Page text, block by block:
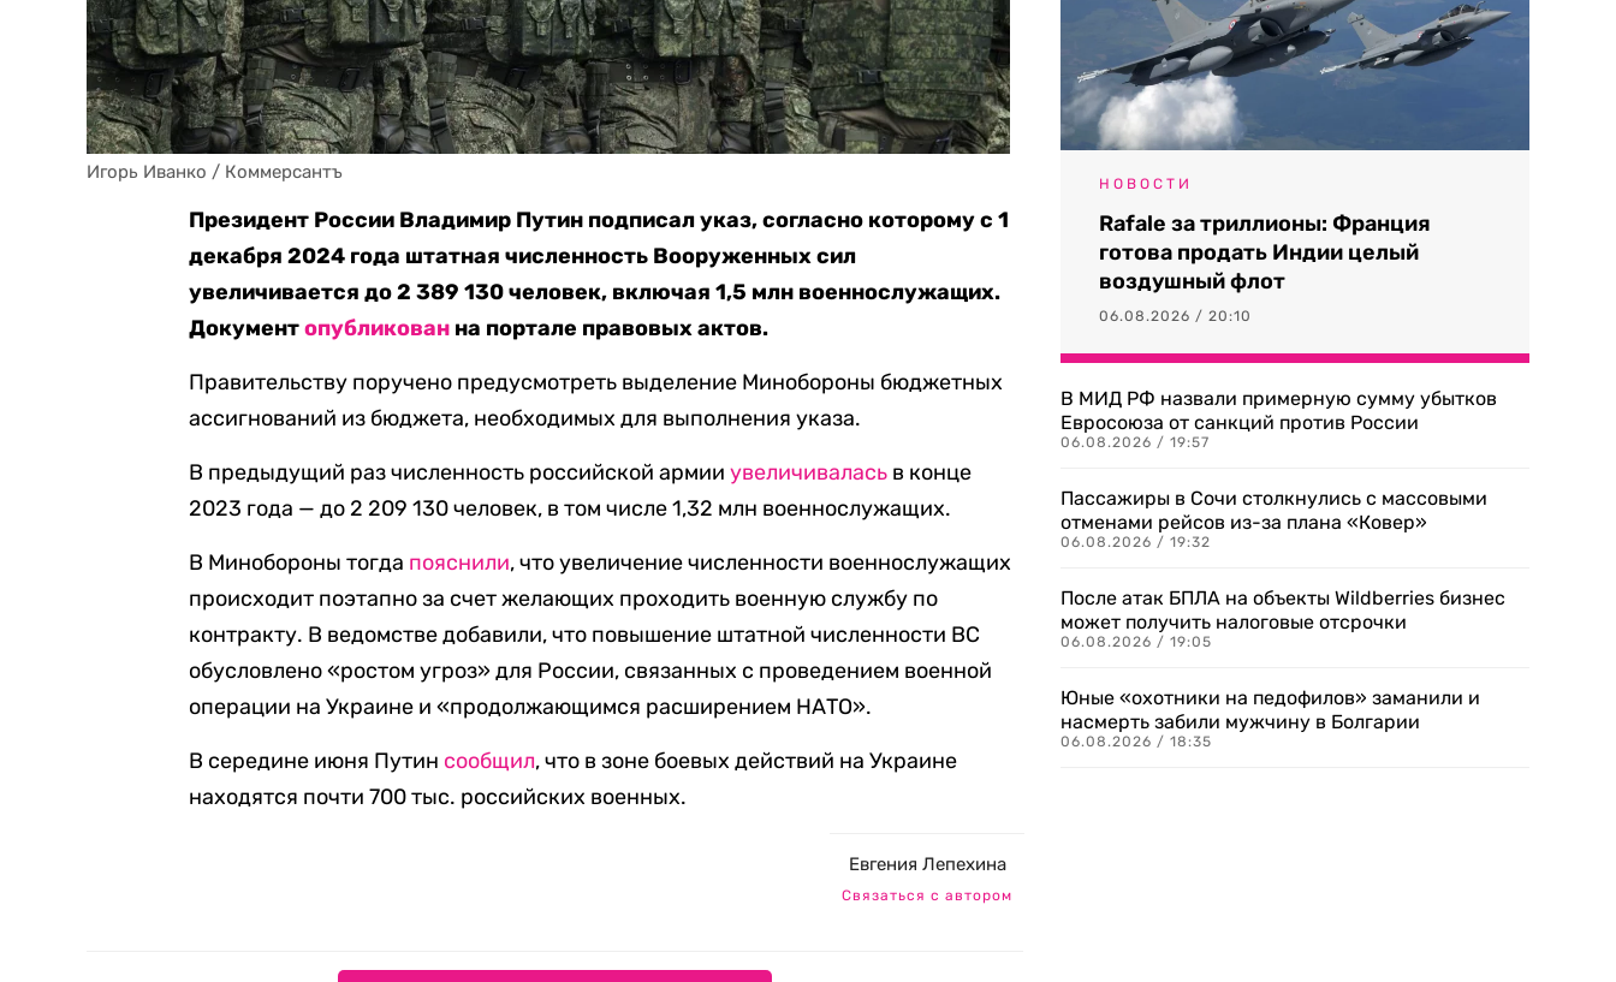
Игорь Иванко / Коммерсантъ
Президент России Владимир Путин подписал указ, согласно которому с 1
декабря 2024 года штатная численность Вооруженных сил
увеличивается до 2 389 130 человек, включая 1,5 млн военнослужащих.
Документопубликован на портале правовых актов.
Правительству поручено предусмотреть выделение Минобороны бюджетных
ассигнований из бюджета, необходимых для выполнения указа.
В предыдущий раз численность российской армииувеличивалась в конце
2023 года — до 2 209 130 человек, в том числе 1,32 млн военнослужащих.
В Минобороны тогда пояснили, что увеличение численности военнослужащих
происходит поэтапно за счет желающих проходить военную службу по
контракту. В ведомстве добавили, что повышение штатной численности ВС
обусловлено «ростом угроз» для России, связанных с проведением военной
операции на Украине и «продолжающимся расширением НАТО».
В середине июня Путин сообщил, что в зоне боевых действий на Украине
находятся почти 700 тыс. российских военных.
Евгения Лепехина
Связаться с автором
НОВОСТИ
Rafale за триллионы: Франция
готова продать Индии целый
воздушный флот
06.08.2026 / 20:10
В МИД РФ назвали примерную сумму убытков
Евросоюза от санкций против России
06.08.2026 / 19:57
Пассажиры в Сочи столкнулись с массовыми
отменами рейсов из-за плана «Ковер»
06.08.2026 / 19:32
После атак БПЛА на объекты Wildberries бизнес
может получить налоговые отсрочки
06.08.2026 / 19:05
Юные «охотники на педофилов» заманили и
насмерть забили мужчину в Болгарии
06.08.2026 / 18:35